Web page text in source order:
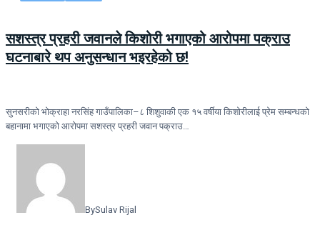
सशस्त्र प्रहरी जवानले किशोरी भगाएको आरोपमा पक्राउ
घटनाबारे थप अनुसन्धान भइरहेको छ!
सुनसरीको भोक्राहा नरसिंह गाउँपालिका–८ शिशुवाकी एक १५ वर्षीया किशोरीलाई प्रेम सम्बन्धको
बहानामा भगाएको आरोपमा सशस्त्र प्रहरी जवान पक्राउ…
BySulav Rijal